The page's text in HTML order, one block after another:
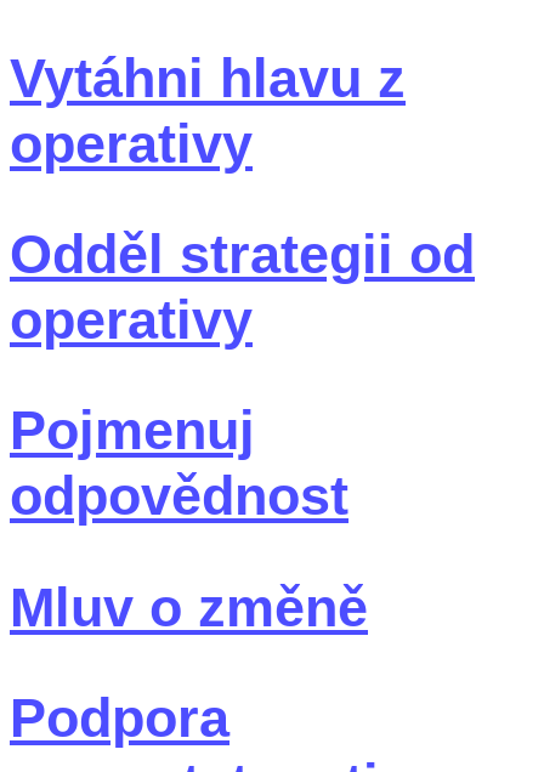
Vytáhni hlavu z
operativy
Odděl strategii od
operativy
Pojmenuj
odpovědnost
Mluv o změně
Podpora